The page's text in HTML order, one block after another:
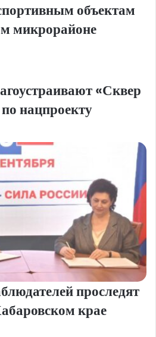
объектам
микрорайоне
«Сквер
нацпроекту
проследят
крае